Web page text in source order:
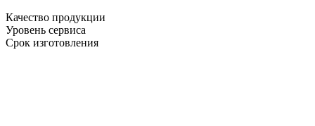
Качество продукции
Уровень сервиса
Срок изготовления